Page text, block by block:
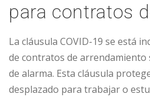
para contratos
La cláusula COVID-19 se está
de contratos de arrendamiento
de alarma. Esta cláusula
desplazado para trabajar o